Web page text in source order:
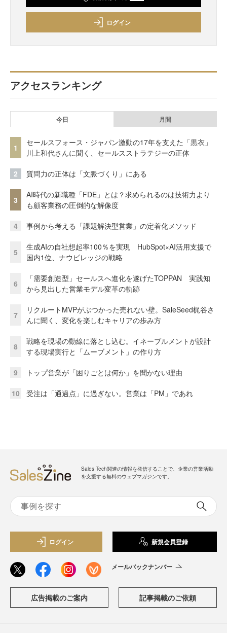
ログイン
アクセスランキング
今日 月間
1
セールスフォース・ジャパン激動の17年を支えた「黒衣」
川上和代さんに聞く、セールスストラテジーの正体
2 質問力の正体は「文脈づくり」にある
3
AI時代の新職種「FDE」とは？求められるのは技術力より
も顧客業務の圧倒的な解像度
4 事例から考える「課題解決型営業」の定着化メソッド
5
生成AIの自社想起率100％を実現 HubSpot×AI活用支援で
国内1位、ナウビレッジの戦略
6
「需要創造型」セールスへ進化を遂げたTOPPAN 実践知
から見出した営業モデル変革の軌跡
7
リクルートMVPがぶつかった売れない壁。SaleSeed梶谷さ
んに聞く、変化を楽しむキャリアの歩み方
8
戦略を現場の動線に落とし込む。イネーブルメントが設計
する現場実行と「ムーブメント」の作り方
9 トップ営業が「困りごとは何か」を聞かない理由
10 受注は「通過点」に過ぎない。営業は「PM」であれ
Sales Tech関連の情報を発信することで、企業の営業活動
を支援する無料のウェブマガジンです。
ログイン 新規会員登録
メールバックナンバー
広告掲載のご案内 記事掲載のご依頼